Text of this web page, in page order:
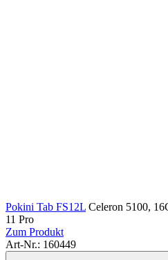
Pokini Tab FS12L Celeron 5100,
11 Pro
Zum Produkt
Art-Nr.: 160449